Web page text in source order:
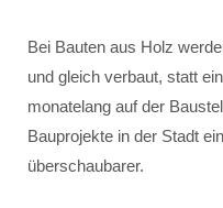
Bei Bauten aus Holz
und gleich verbaut, statt
monatelang auf der
Bauprojekte in der Stadt
überschaubarer.